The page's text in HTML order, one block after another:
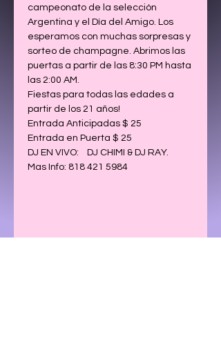
campeonato de la selección
Argentina y el Día del Amigo. Los
esperamos con muchas sorpresas y
sorteo de champagne. Abrimos las
puertas a partir de las 8:30 PM hasta
las 2:00 AM.
Fiestas para todas las edades a
partir de los 21 años!
Entrada Anticipadas $ 25
Entrada en Puerta $ 25
DJ EN VIVO:    DJ CHIMI & DJ RAY.
Mas Info: 818 421 5984